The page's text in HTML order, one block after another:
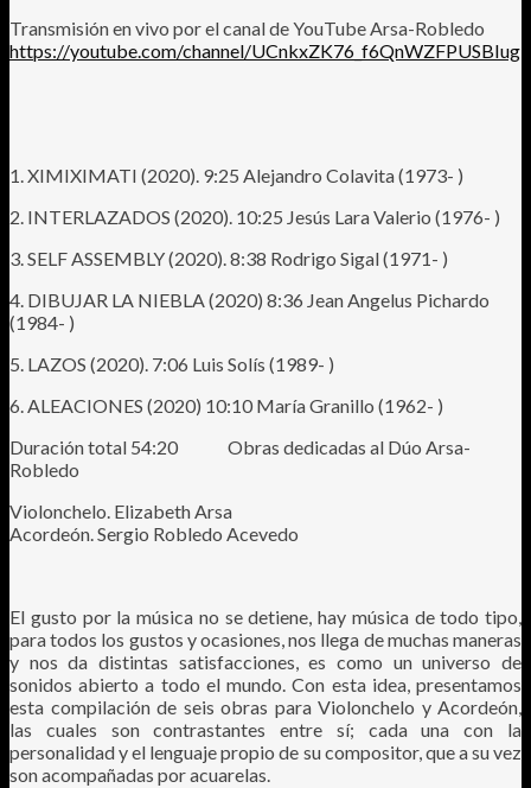
Transmisión en vivo por el canal de YouTube Arsa-Robledo
https://youtube.com/channel/UCnkxZK76_f6QnWZFPUSBIug
1. XIMIXIMATI (2020). 9:25 Alejandro Colavita (1973- )
2. INTERLAZADOS (2020). 10:25 Jesús Lara Valerio (1976- )
3. SELF ASSEMBLY (2020). 8:38 Rodrigo Sigal (1971- )
4. DIBUJAR LA NIEBLA (2020) 8:36 Jean Angelus Pichardo
(1984- )
5. LAZOS (2020). 7:06 Luis Solís (1989- )
6. ALEACIONES (2020) 10:10 María Granillo (1962- )
Duración total 54:20 Obras dedicadas al Dúo Arsa-
Robledo
Violonchelo. Elizabeth Arsa
Acordeón. Sergio Robledo Acevedo
El gusto por la música no se detiene, hay música de todo tipo,
para todos los gustos y ocasiones, nos llega de muchas maneras
y nos da distintas satisfacciones, es como un universo de
sonidos abierto a todo el mundo. Con esta idea, presentamos
esta compilación de seis obras para Violonchelo y Acordeón,
las cuales son contrastantes entre sí; cada una con la
personalidad y el lenguaje propio de su compositor, que a su vez
son acompañadas por acuarelas.